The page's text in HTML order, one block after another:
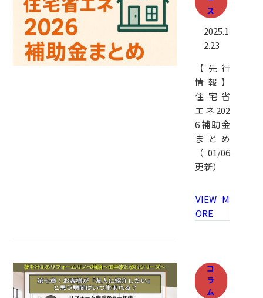
ス
2025.1
2.23
【先行
情報】
住宅省
エネ202
6補助金
まとめ
（01/06
更新）
VIEW M
ORE
コ
ラ
ム